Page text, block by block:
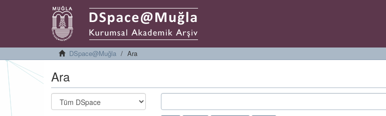
DSpace@Muğla Ara
Ara